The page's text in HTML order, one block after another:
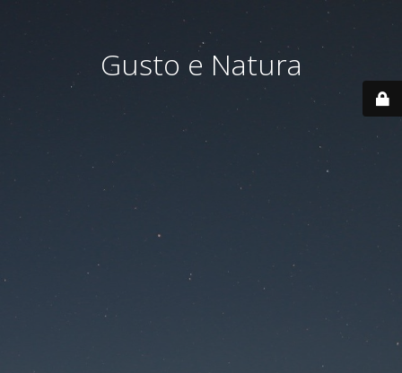
Gusto e Natura